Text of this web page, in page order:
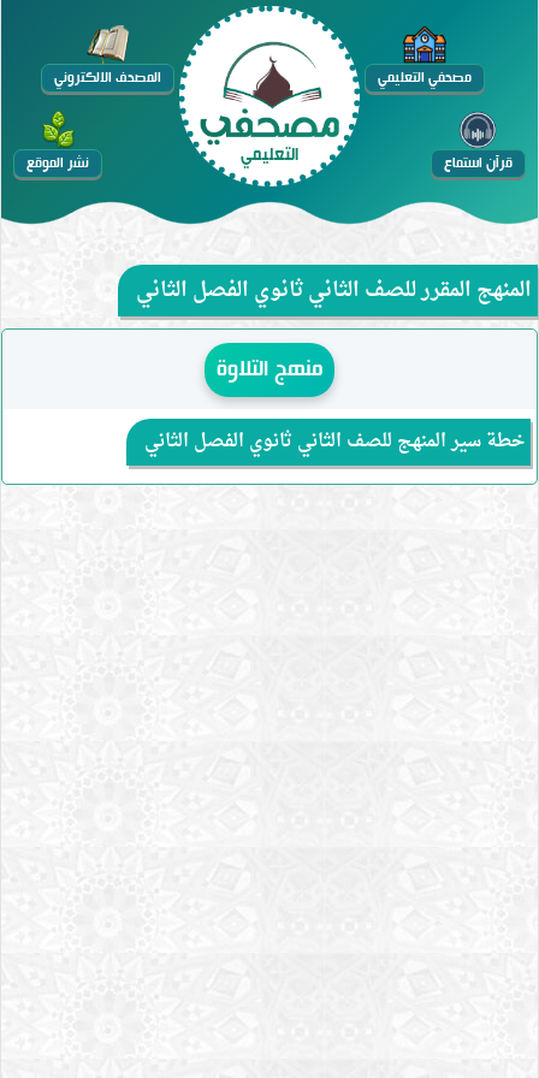
المحتوىمصحفي التعليمي
قرآن استماع التعليمي
المصحف الالكتروني
نشر الموقع
المنهج المقرر للصف الثاني ثانوي الفصل الثاني
منهج التلاوة
خطة سير المنهج للصف الثاني ثانوي الفصل الثاني